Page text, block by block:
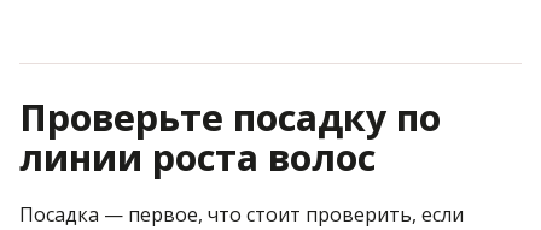
Проверьте посадку по
линии роста волос
Посадка — первое, что стоит проверить, если